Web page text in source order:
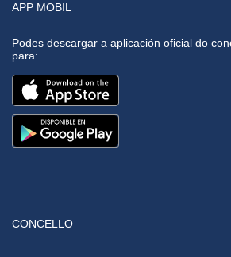
APP MOBIL
Podes descargar a aplicación oficial do
para:
CONCELLO